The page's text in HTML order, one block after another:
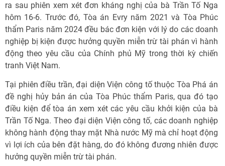
ra sau phiên xem xét đơn kháng nghị của bà Trần Tố Nga
hôm 16-6. Trước đó, Tòa án Evry năm 2021 và Tòa Phúc
thẩm Paris năm 2024 đều bác đơn kiện với lý do các doanh
nghiệp bị kiện được hưởng quyền miễn trừ tài phán vì hành
động theo yêu cầu của Chính phủ Mỹ trong thời kỳ chiến
tranh Việt Nam.
Tại phiên điều trần, đại diện Viện công tố thuộc Tòa Phá án
đề nghị hủy bản án của Tòa Phúc thẩm Paris, qua đó tạo
điều kiện để tòa án xem xét các yêu cầu khởi kiện của bà
Trần Tố Nga. Theo đại diện Viện công tố, các doanh nghiệp
không hành động thay mặt Nhà nước Mỹ mà chỉ hoạt động
vì lợi ích của bên đặt hàng, do đó không đương nhiên được
hưởng quyền miễn trừ tài phán.